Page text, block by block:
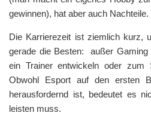
gewinnen), hat aber auch Nachteile.
Die Karrierezeit ist ziemlich kurz,
gerade die Besten: außer
ein Trainer entwickeln oder zum
Obwohl Esport auf den ersten
herausfordernd ist, bedeutet es
leisten muss.